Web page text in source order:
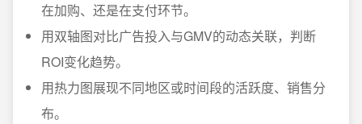
在加购、还是在支付环节。
用双轴图对比广告投入与GMV的动态关联，判断
ROI变化趋势。
用热力图展现不同地区或时间段的活跃度、销售分
布。